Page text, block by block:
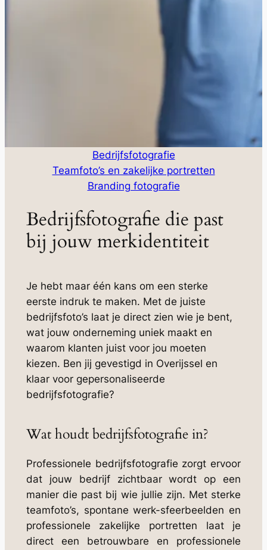
Bedrijfsfotografie
Teamfoto’s en zakelijke portretten
Branding fotografie
Bedrijfsfotografie die past
bij jouw merkidentiteit
Je hebt maar één kans om een sterke
eerste indruk te maken. Met de juiste
bedrijfsfoto’s laat je direct zien wie je bent,
wat jouw onderneming uniek maakt en
waarom klanten juist voor jou moeten
kiezen. Ben jij gevestigd in Overijssel en
klaar voor gepersonaliseerde
bedrijfsfotografie?
Wat houdt bedrijfsfotografie in?
Professionele bedrijfsfotografie zorgt ervoor
dat jouw bedrijf zichtbaar wordt op een
manier die past bij wie jullie zijn. Met sterke
teamfoto’s, spontane werk-sfeerbeelden en
professionele zakelijke portretten laat je
direct een betrouwbare en professionele